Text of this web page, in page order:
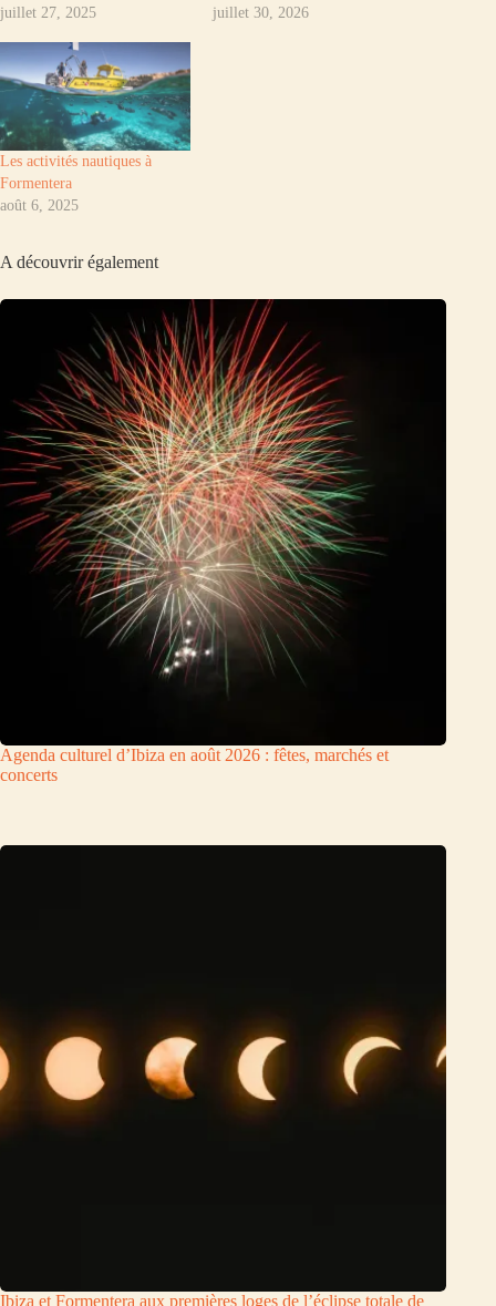
juillet 27, 2025
juillet 30, 2026
Les activités nautiques à
Formentera
août 6, 2025
A découvrir également
Agenda culturel d’Ibiza en août 2026 : fêtes, marchés et
concerts
Ibiza et Formentera aux premières loges de l’éclipse totale de